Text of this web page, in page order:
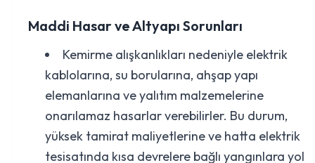
Maddi Hasar ve Altyapı Sorunları
Kemirme alışkanlıkları nedeniyle elektrik
kablolarına, su borularına, ahşap yapı
elemanlarına ve yalıtım malzemelerine
onarılamaz hasarlar verebilirler. Bu durum,
yüksek tamirat maliyetlerine ve hatta elektrik
tesisatında kısa devrelere bağlı yangınlara yol